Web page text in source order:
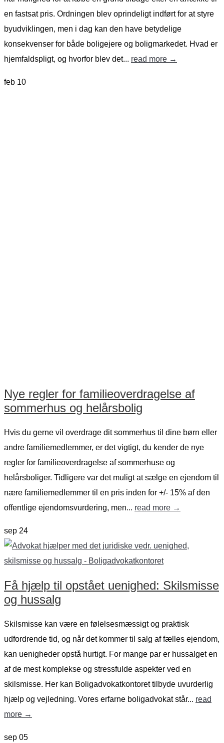
en fastsat pris. Ordningen blev oprindeligt indført for at styre
byudviklingen, men i dag kan den have betydelige
konsekvenser for både boligejere og boligmarkedet. Hvad er
hjemfaldspligt, og hvorfor blev det... read more →
feb 10
Nye regler for familieoverdragelse af
sommerhus og helårsbolig
Hvis du gerne vil overdrage dit sommerhus til dine børn eller
andre familiemedlemmer, er det vigtigt, du kender de nye
regler for familieoverdragelse af sommerhuse og
helårsboliger. Tidligere var det muligt at sælge en ejendom til
nære familiemedlemmer til en pris inden for +/- 15% af den
offentlige ejendomsvurdering, men... read more →
sep 24
Få hjælp til opstået uenighed: Skilsmisse
og hussalg
Skilsmisse kan være en følelsesmæssigt og praktisk
udfordrende tid, og når det kommer til salg af fælles ejendom,
kan uenigheder opstå hurtigt. For mange par er hussalget en
af de mest komplekse og stressfulde aspekter ved en
skilsmisse. Her kan Boligadvokatkontoret tilbyde uvurderlig
hjælp og vejledning. Vores erfarne boligadvokat står... read
more →
sep 05